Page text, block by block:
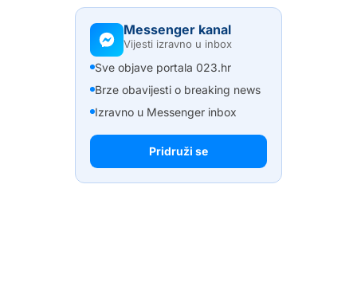
Messenger kanal
Vijesti izravno u inbox
Sve objave portala 023.hr
Brze obavijesti o breaking news
Izravno u Messenger inbox
Pridruži se